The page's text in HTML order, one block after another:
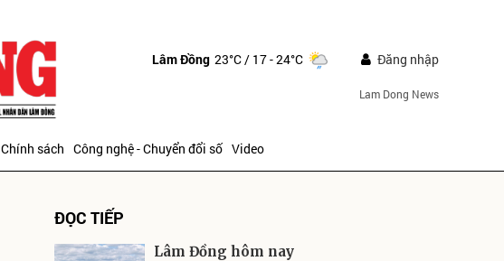
Lâm Đồng 23°C/ 17 - 24°C Đăng nhập
Lam Dong News
Chính sách Công nghệ - Chuyển đổi số Video
ĐỌC TIẾP
Lâm Đồng hôm nay